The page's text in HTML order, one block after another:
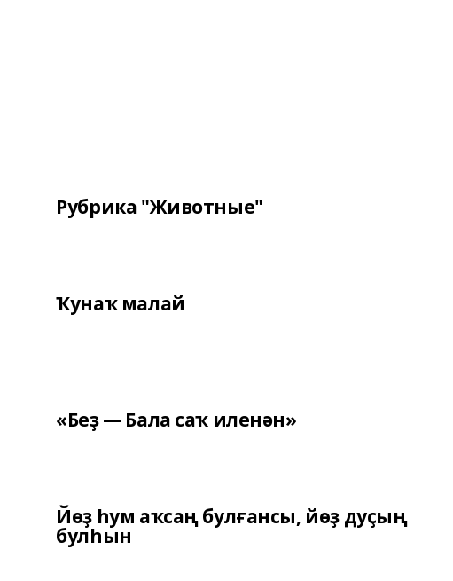
Рубрика "Животные"
Ҡунаҡ малай
«Беҙ — Бала саҡ иленән»
Йөҙ һум аҡсаң булғансы, йөҙ дуҫың
булһын